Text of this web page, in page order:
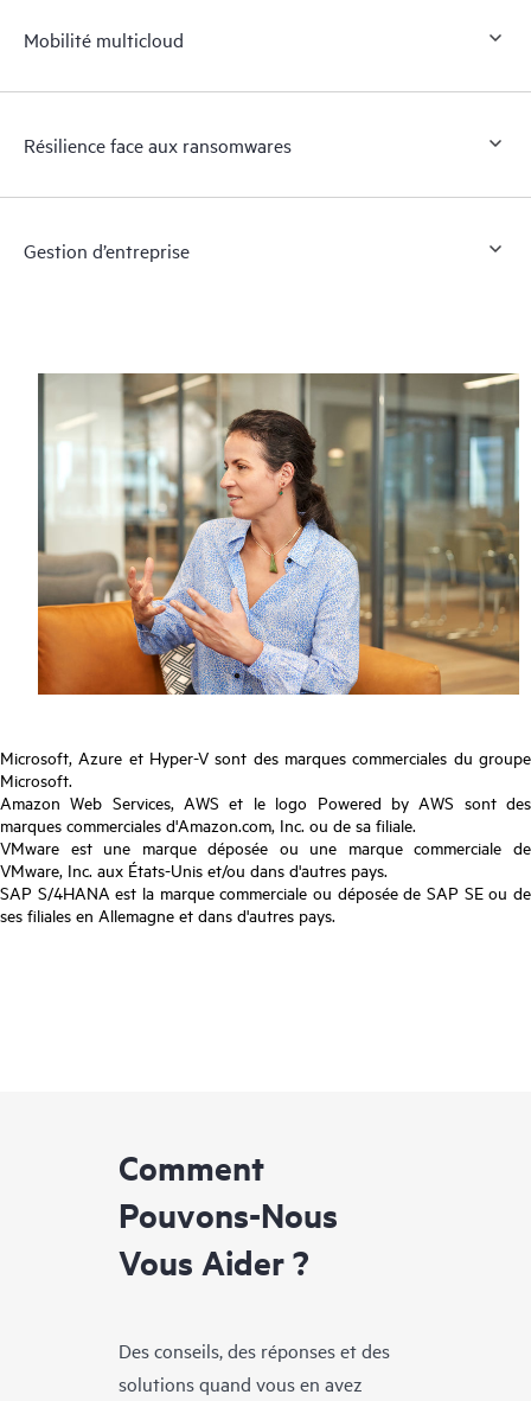
Mobilité multicloud
Résilience face aux ransomwares
Gestion d’entreprise
Microsoft, Azure et Hyper-V sont des marques commerciales du groupe
Microsoft.
Amazon Web Services, AWS et le logo Powered by AWS sont des
marques commerciales d'Amazon.com, Inc. ou de sa filiale.
VMware est une marque déposée ou une marque commerciale de
VMware, Inc. aux États-Unis et/ou dans d'autres pays.
SAP S/4HANA est la marque commerciale ou déposée de SAP SE ou de
ses filiales en Allemagne et dans d'autres pays.
Comment
Pouvons-Nous
Vous Aider ?
Des conseils, des réponses et des
solutions quand vous en avez